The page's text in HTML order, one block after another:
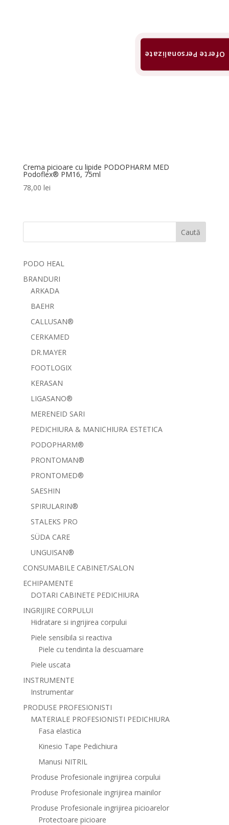
Crema picioare cu lipide PODOPHARM MED
Podoflex® PM16, 75ml
78,00 lei
Caută
PODO HEAL
BRANDURI
ARKADA
BAEHR
CALLUSAN®
CERKAMED
DR.MAYER
FOOTLOGIX
KERASAN
LIGASANO®
MERENEID SARI
PEDICHIURA & MANICHIURA ESTETICA
PODOPHARM®
PRONTOMAN®
PRONTOMED®
SAESHIN
SPIRULARIN®
STALEKS PRO
SÜDA CARE
UNGUISAN®
CONSUMABILE CABINET/SALON
ECHIPAMENTE
DOTARI CABINETE PEDICHIURA
INGRIJIRE CORPULUI
Hidratare si ingrijirea corpului
Piele sensibila si reactiva
Piele cu tendinta la descuamare
Piele uscata
INSTRUMENTE
Instrumentar
PRODUSE PROFESIONISTI
MATERIALE PROFESIONISTI PEDICHIURA
Fasa elastica
Kinesio Tape Pedichiura
Manusi NITRIL
Produse Profesionale ingrijirea corpului
Produse Profesionale ingrijirea mainilor
Produse Profesionale ingrijirea picioarelor
Protectoare picioare
Oferte Personalizate